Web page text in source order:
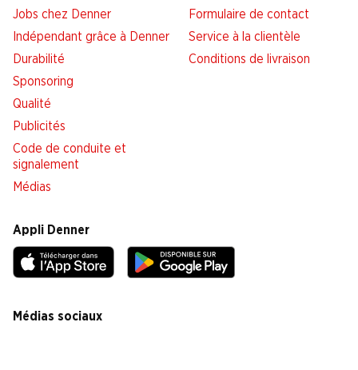
Jobs chez Denner
Indépendant grâce à Denner
Durabilité
Sponsoring
Qualité
Publicités
Code de conduite et
signalement
Médias
Formulaire de contact
Service à la clientèle
Conditions de livraison
Appli Denner
Médias sociaux